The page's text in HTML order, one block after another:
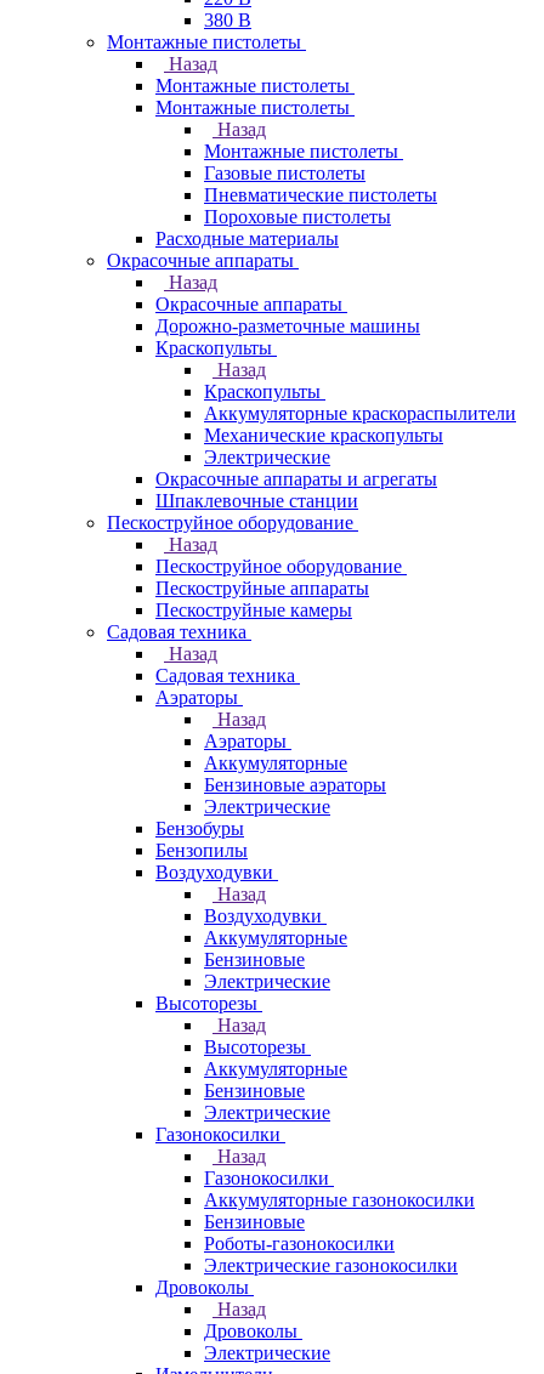
380 В
Монтажные пистолеты
Назад
Монтажные пистолеты
Монтажные пистолеты
Назад
Монтажные пистолеты
Газовые пистолеты
Пневматические пистолеты
Пороховые пистолеты
Расходные материалы
Окрасочные аппараты
Назад
Окрасочные аппараты
Дорожно-разметочные машины
Краскопульты
Назад
Краскопульты
Аккумуляторные краскораспылители
Механические краскопульты
Электрические
Окрасочные аппараты и агрегаты
Шпаклевочные станции
Пескоструйное оборудование
Назад
Пескоструйное оборудование
Пескоструйные аппараты
Пескоструйные камеры
Садовая техника
Назад
Садовая техника
Аэраторы
Назад
Аэраторы
Аккумуляторные
Бензиновые аэраторы
Электрические
Бензобуры
Бензопилы
Воздуходувки
Назад
Воздуходувки
Аккумуляторные
Бензиновые
Электрические
Высоторезы
Назад
Высоторезы
Аккумуляторные
Бензиновые
Электрические
Газонокосилки
Назад
Газонокосилки
Аккумуляторные газонокосилки
Бензиновые
Роботы-газонокосилки
Электрические газонокосилки
Дровоколы
Назад
Дровоколы
Электрические